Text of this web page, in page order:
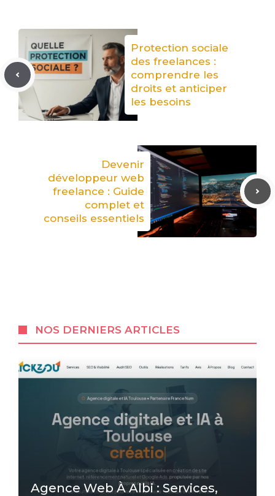
Protection sociale
des freelances :
comprendre les
droits et anticiper
les besoins
Devenir
développeur web
freelance : Guide
complet et
conseils essentiels
NOS DERNIERS ARTICLES
Agence Web À Albi : Services,